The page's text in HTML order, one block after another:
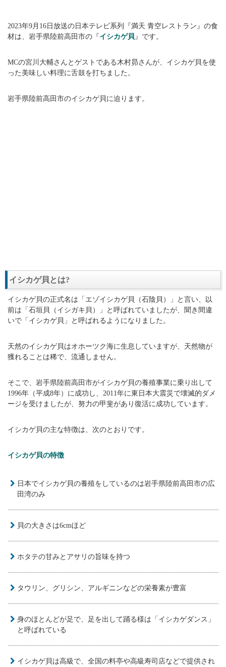
2023年9月16日放送の日本テレビ系列『満天 青空レストラン』の食
材は、岩手県陸前高田市の『 イシカゲ貝 』です。
MCの宮川大輔さんとゲストである木村昴さんが、イシカゲ貝を使
った美味しい料理に舌鼓を打ちました。
岩手県陸前高田市のイシカゲ貝に迫ります。
イシカゲ貝とは?
イシカゲ貝の正式名は「エゾイシカゲ貝（石陰貝）」と言い、以
前は「石垣貝（イシガキ貝）」と呼ばれていましたが、聞き間違
いで「イシカゲ貝」と呼ばれるようになりました。
天然のイシカゲ貝はオホーツク海に生息していますが、天然物が
獲れることは稀で、流通しません。
そこで、岩手県陸前高田市がイシカゲ貝の養殖事業に乗り出して
1996年（平成8年）に成功し、2011年に東日本大震災で壊滅的ダメ
ージを受けましたが、努力の甲斐があり復活に成功しています。
イシカゲ貝の主な特徴は、次のとおりです。
イシカゲ貝の特徴
日本でイシカゲ貝の養殖をしているのは岩手県陸前高田市の広
田湾のみ
貝の大きさは6cmほど
ホタテの甘みとアサリの旨味を持つ
タウリン、グリシン、アルギニンなどの栄養素が豊富
身のほとんどが足で、足を出して踊る様は「イシカゲダンス」
と呼ばれている
イシカゲ貝は高級で、全国の料亭や高級寿司店などで提供され